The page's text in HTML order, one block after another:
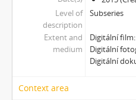
[Subseries] Sběratel –
[Subseries] Sběratel
[Subseries] Studna
[Subseries] Polednice
[Subseries] 13. revír
[Subseries] Spejbl a
Level of
description
Subseries
Extent and
medium
Digitální
Digitální
Digitální
Context area